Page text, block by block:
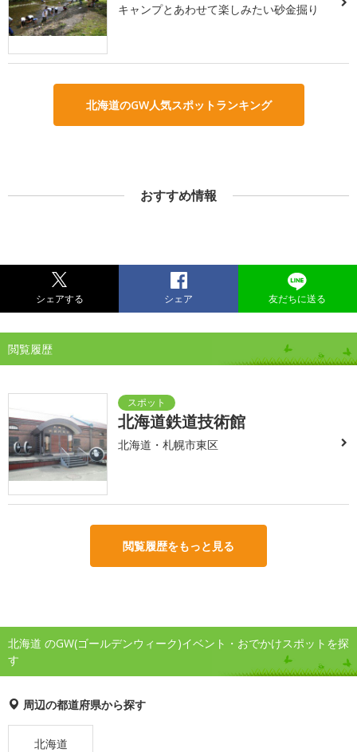
キャンプとあわせて楽しみたい砂金掘り
北海道のGW人気スポットランキング
おすすめ情報
シェアする シェア 友だちに送る
閲覧履歴
北海道鉄道技術館
北海道・札幌市東区
閲覧履歴をもっと見る
北海道 のGW(ゴールデンウィーク)イベント・おでかけスポットを探
す
周辺の都道府県から探す
北海道